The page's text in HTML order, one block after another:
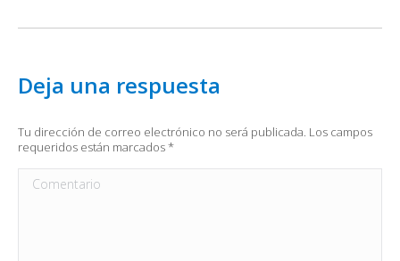
Deja una respuesta
Tu dirección de correo electrónico no será publicada. Los campos
requeridos están marcados*
Comentario